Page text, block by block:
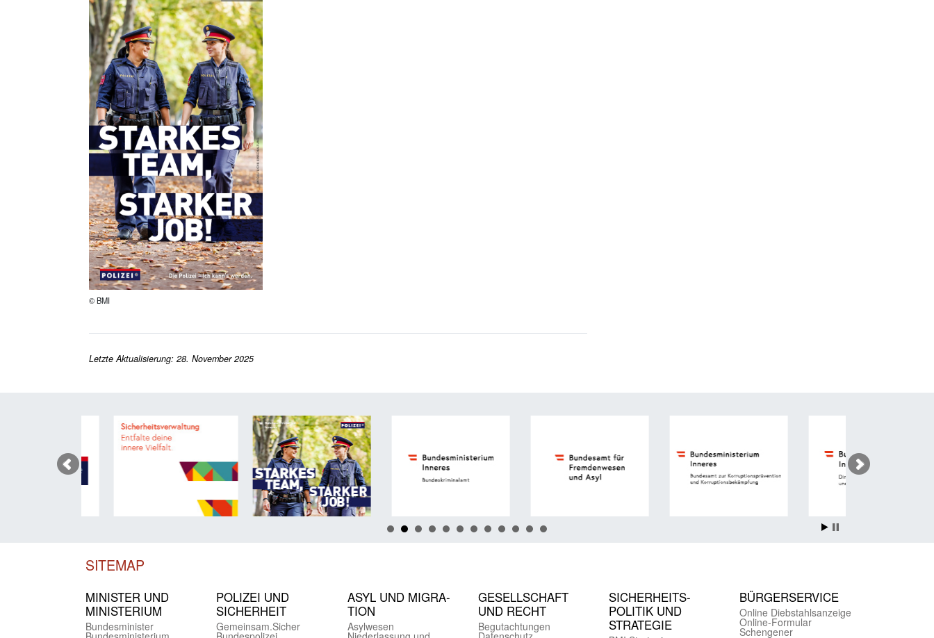
© BMI
Letzte Aktualisierung: 28. November 2025
SITEMAP
MINISTER UND
MINIST­ERIUM
Bundes­minister
POLIZEI UND
SICHER­HEIT
Gemein­sam.Sicher
ASYL UND MIGRA­
TION
Asyl­wesen
GE­SELL­SCHAFT
UND RECHT
Begut­achtungen
SICHER­HEITS­
POLITIK UND
STRATEGIE
BÜRGER­SERVICE
Online Diebstahls­anzeige
Online-Formular
Schengener